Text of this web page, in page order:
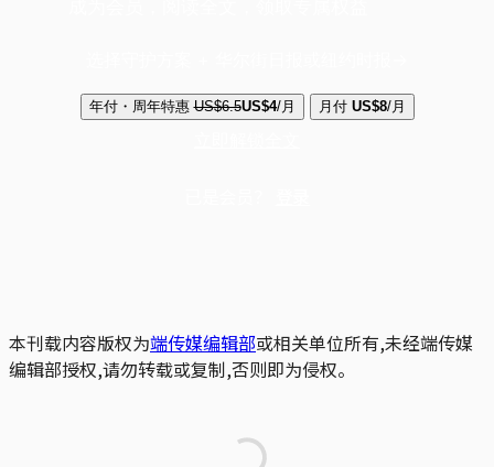
年付・周年特惠 US$6.5US$4/月 月付 US$8/月
本刊载内容版权为端传媒编辑部或相关单位所有,未经端传媒
编辑部授权,请勿转载或复制,否则即为侵权。